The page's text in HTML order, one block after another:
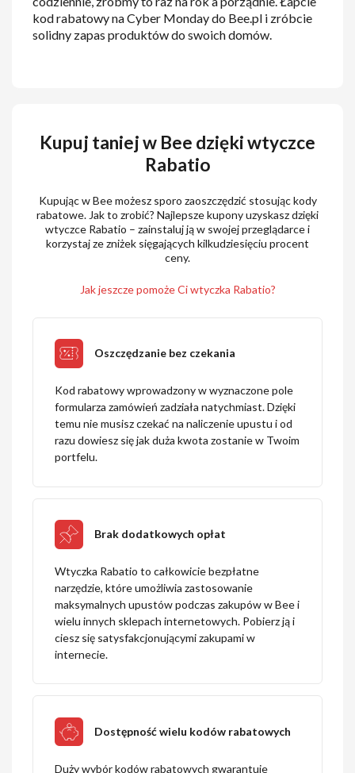
kod rabatowy na Cyber Monday do Bee.pl i zróbcie
solidny zapas produktów do swoich domów.
Kupuj taniej w Bee dzięki wtyczce
Rabatio
Kupując w Bee możesz sporo zaoszczędzić stosując kody
rabatowe. Jak to zrobić? Najlepsze kupony uzyskasz dzięki
wtyczce Rabatio – zainstaluj ją w swojej przeglądarce i
korzystaj ze zniżek sięgających kilkudziesięciu procent
ceny.
Jak jeszcze pomoże Ci wtyczka Rabatio?
Oszczędzanie bez czekania
Kod rabatowy wprowadzony w wyznaczone pole
formularza zamówień zadziała natychmiast. Dzięki
temu nie musisz czekać na naliczenie upustu i od
razu dowiesz się jak duża kwota zostanie w Twoim
portfelu.
Brak dodatkowych opłat
Wtyczka Rabatio to całkowicie bezpłatne
narzędzie, które umożliwia zastosowanie
maksymalnych upustów podczas zakupów w Bee i
wielu innych sklepach internetowych. Pobierz ją i
ciesz się satysfakcjonującymi zakupami w
internecie.
Dostępność wielu kodów rabatowych
Duży wybór kodów rabatowych gwarantuje